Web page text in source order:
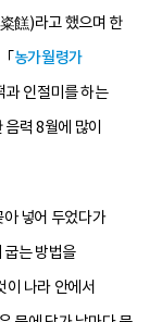
餻)라고 했으며 한
농가월령가
인절미를 하는
력 8월에 많이
아 넣어 두었다가
굽는 방법을
나라 안에서